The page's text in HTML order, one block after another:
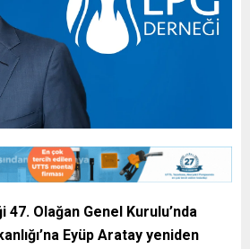
Olağan Genel Kurulu’nda
Eyüp Aratay yeniden